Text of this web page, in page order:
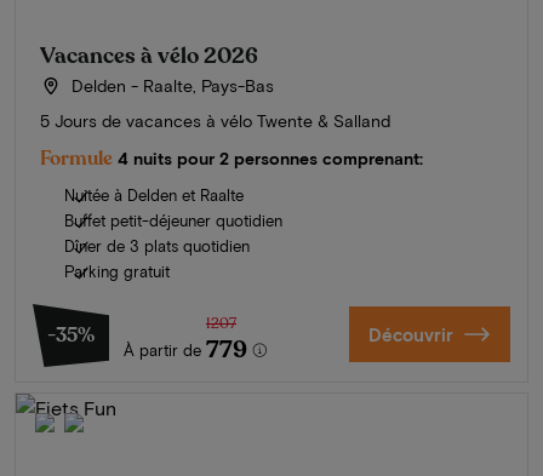
Vacances à vélo 2026
Delden - Raalte, Pays-Bas
5 Jours de vacances à vélo Twente & Salland
Formule 4 nuits pour 2 personnes comprenant:
Nuitée à Delden et Raalte
Buffet petit-déjeuner quotidien
Dîner de 3 plats quotidien
Parking gratuit
-35%
À partir de
1207
779 Découvrir